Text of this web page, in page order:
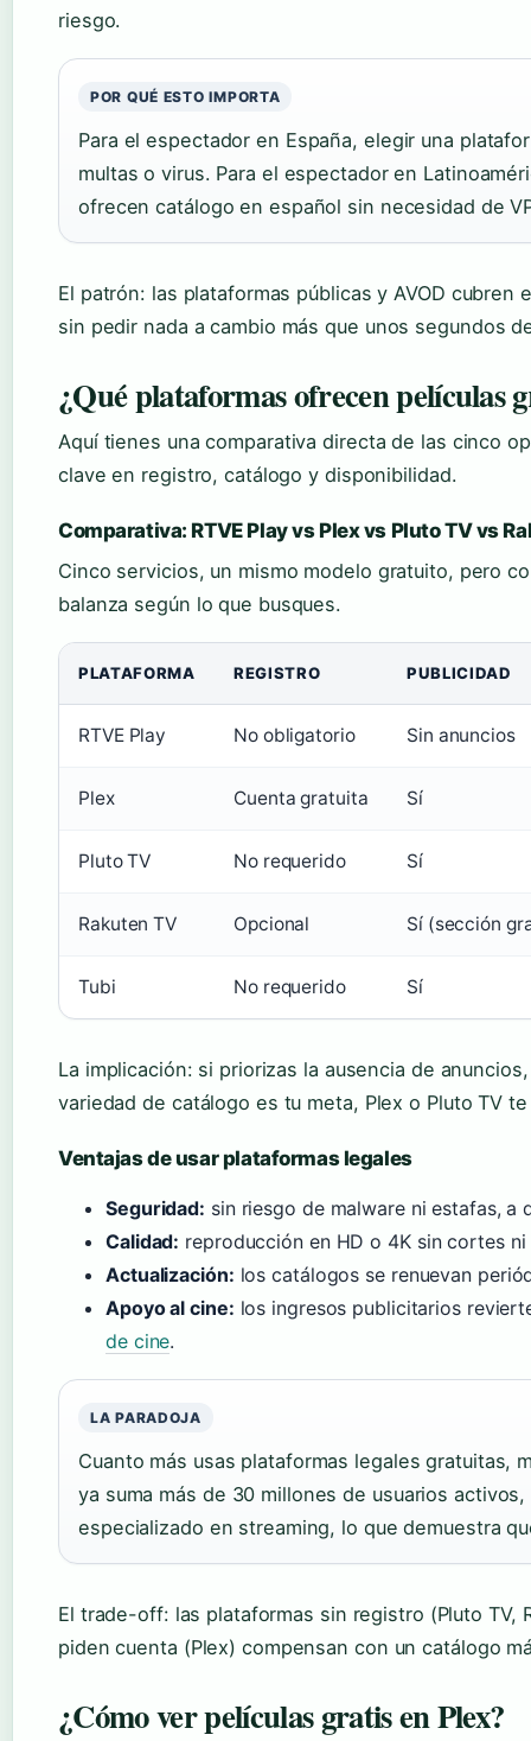
riesgo.
POR QUÉ ESTO IMPORTA
Para el espectador en España, elegir una
multas o virus. Para el espectador en
ofrecen catálogo en español sin necesidad de
El patrón: las plataformas públicas y AVOD cubren
sin pedir nada a cambio más que unos segundos
¿Qué plataformas ofrecen películas
Aquí tienes una comparativa directa de las cinco
clave en registro, catálogo y disponibilidad.
Comparativa: RTVE Play vs Plex vs Pluto TV vs
Cinco servicios, un mismo modelo gratuito, pero
balanza según lo que busques.
PLATAFORMA REGISTRO PUBLICIDAD
RTVE Play No obligatorio Sin anuncios
Plex Cuenta gratuita Sí
Pluto TV No requerido Sí
Rakuten TV Opcional Sí (sección
Tubi No requerido Sí
La implicación: si priorizas la ausencia de
variedad de catálogo es tu meta, Plex o Pluto TV
Ventajas de usar plataformas legales
Seguridad: sin riesgo de malware ni estafas, a
Calidad: reproducción en HD o 4K sin cortes
Actualización: los catálogos se renuevan
Apoyo al cine: los ingresos publicitarios
de cine.
LA PARADOJA
Cuanto más usas plataformas legales gratuitas,
ya suma más de 30 millones de usuarios
especializado en streaming, lo que demuestra
El trade-off: las plataformas sin registro (Pluto TV,
piden cuenta (Plex) compensan con un catálogo
¿Cómo ver películas gratis en Plex?